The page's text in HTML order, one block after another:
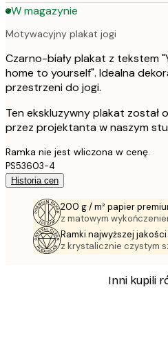
W magazynie
Motywacyjny plakat jogi
Czarno-biały plakat z tekstem
home to yourself". Idealna
przestrzeni do jogi.
Ten ekskluzywny plakat został
przez projektanta w naszym
Ramka nie jest wliczona w cenę.
PS53603-4
Historia cen
200 g / m² papier
z matowym
Ramki najwyższej jakości
z krystalicznie czystym
Inni kupili